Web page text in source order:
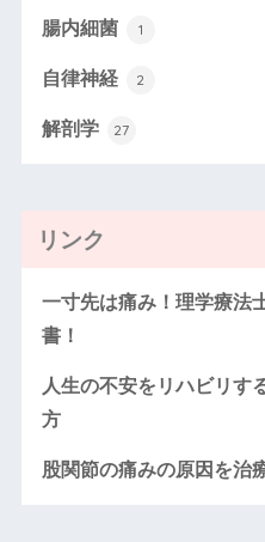
腸内細菌 1
自律神経 2
解剖学 27
リンク
一寸先は痛み！理学療法
書！
人生の不安をリハビリす
方
股関節の痛みの原因を治